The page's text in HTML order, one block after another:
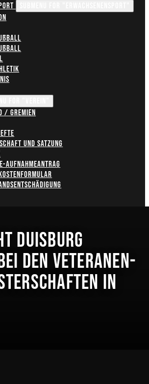
/ Gremien
und Satzung
Aufnahmeantrag
Duisburg
den Veteranen-
in